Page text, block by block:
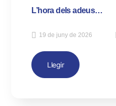
L’hora dels adeus…
19 de juny de 2026
Llegir